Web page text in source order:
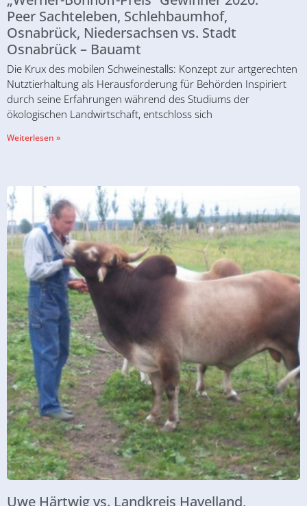
Peer Sachteleben, Schlehbaumhof,
Osnabrück, Niedersachsen vs. Stadt
Osnabrück – Bauamt
Die Krux des mobilen Schweinestalls: Konzept zur artgerechten
Nutztierhaltung als Herausforderung für Behörden Inspiriert
durch seine Erfahrungen während des Studiums der
ökologischen Landwirtschaft, entschloss sich
Weiterlesen »
Uwe Härtwig vs. Landkreis Havelland,